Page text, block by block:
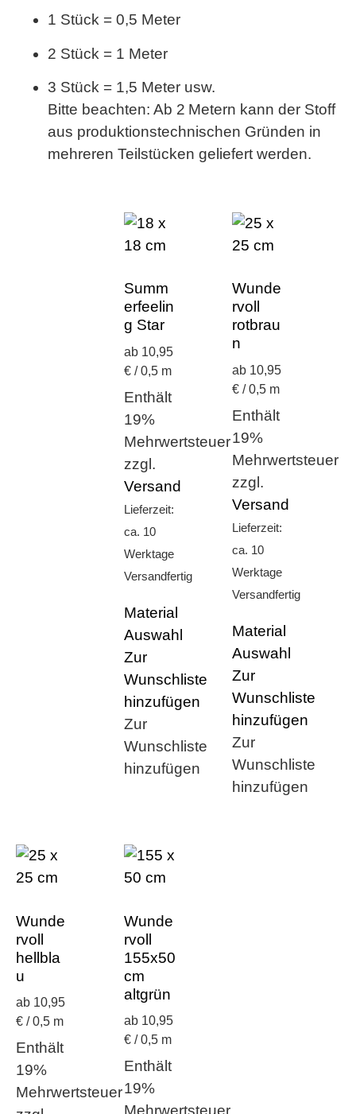
1 Stück = 0,5 Meter
2 Stück = 1 Meter
3 Stück = 1,5 Meter usw.
Bitte beachten: Ab 2 Metern kann der Stoff
aus produktionstechnischen Gründen in
mehreren Teilstücken geliefert werden.
Summ
erfeelin
g Star
ab 10,95
€ / 0,5 m
Enthält
19%
Mehrwertsteuer
zzgl.
Versand
Lieferzeit:
ca. 10
Werktage
Versandfertig
Material
Auswahl
Zur
Wunschliste
hinzufügen
Zur
Wunschliste
hinzufügen
Wunde
rvoll
rotbrau
n
ab 10,95
€ / 0,5 m
Enthält
19%
Mehrwertsteuer
zzgl.
Versand
Lieferzeit:
ca. 10
Werktage
Versandfertig
Material
Auswahl
Zur
Wunschliste
hinzufügen
Zur
Wunschliste
hinzufügen
Wunde
rvoll
hellbla
u
ab 10,95
€ / 0,5 m
Enthält
19%
Mehrwertsteuer
Wunde
rvoll
155x50
cm
altgrün
ab 10,95
€ / 0,5 m
Enthält
19%